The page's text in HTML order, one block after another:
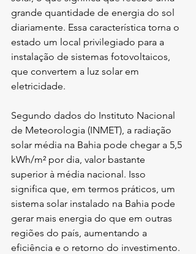
grande quantidade de energia do sol
diariamente. Essa característica torna o
estado um local privilegiado para a
instalação de sistemas fotovoltaicos,
que convertem a luz solar em
eletricidade.
Segundo dados do Instituto Nacional
de Meteorologia (INMET), a radiação
solar média na Bahia pode chegar a 5,5
kWh/m² por dia, valor bastante
superior à média nacional. Isso
significa que, em termos práticos, um
sistema solar instalado na Bahia pode
gerar mais energia do que em outras
regiões do país, aumentando a
eficiência e o retorno do investimento.